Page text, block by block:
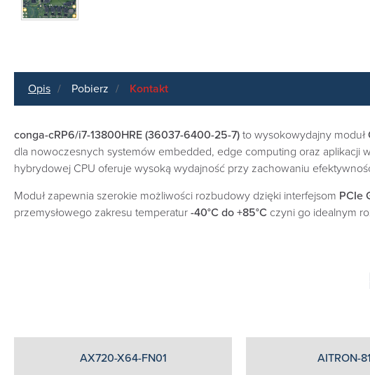
Opis Pobierz Kontakt
conga-cRP6/i7-13800HRE (36037-6400-25-7) to wysokowydajny moduł
dla nowoczesnych systemów embedded, edge computing oraz aplikacji
hybrydowej CPU oferuje wysoką wydajność przy zachowaniu
Moduł zapewnia szerokie możliwości rozbudowy dzięki interfejsom PCIe
przemysłowego zakresu temperatur -40°C do +85°C czyni go idealnym
AX720-X64-FN01 AITRON-